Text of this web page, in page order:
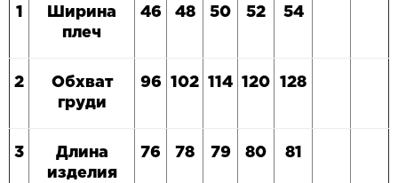
1
Ширина
плеч
46 48 50 52 54
2
Обхват
груди
96 102 114 120 128
3
Длина
изделия
76 78 79 80 81